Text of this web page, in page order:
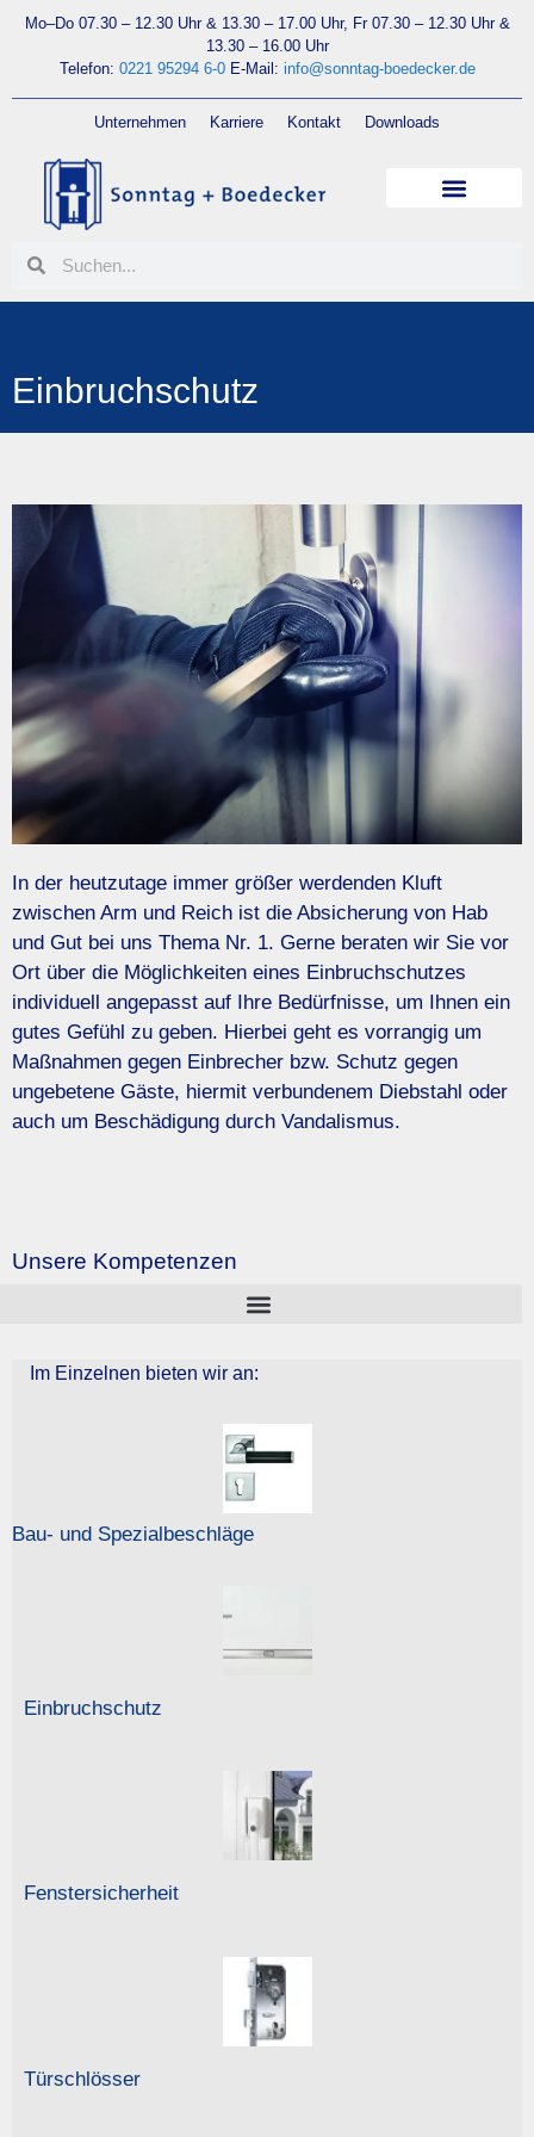
Mo–Do 07.30 – 12.30 Uhr & 13.30 – 17.00 Uhr, Fr 07.30 – 12.30 Uhr &
13.30 – 16.00 Uhr
Telefon: 0221 95294 6-0 E-Mail: info@sonntag-boedecker.de
Unternehmen Karriere Kontakt Downloads
Einbruchschutz
In der heutzutage immer größer werdenden Kluft
zwischen Arm und Reich ist die Absicherung von Hab
und Gut bei uns Thema Nr. 1. Gerne beraten wir Sie vor
Ort über die Möglichkeiten eines Einbruchschutzes
individuell angepasst auf Ihre Bedürfnisse, um Ihnen ein
gutes Gefühl zu geben. Hierbei geht es vorrangig um
Maßnahmen gegen Einbrecher bzw. Schutz gegen
ungebetene Gäste, hiermit verbundenem Diebstahl oder
auch um Beschädigung durch Vandalismus.
Unsere Kompetenzen
Im Einzelnen bieten wir an:
Bau- und Spezialbeschläge
Einbruchschutz
Fenstersicherheit
Türschlösser